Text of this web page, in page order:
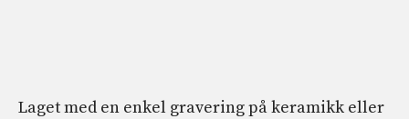
Laget med en enkel gravering på keramikk eller